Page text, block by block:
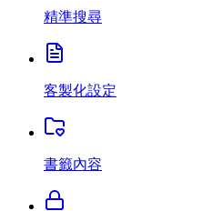
精準搜尋
客製化設定
書籤內容